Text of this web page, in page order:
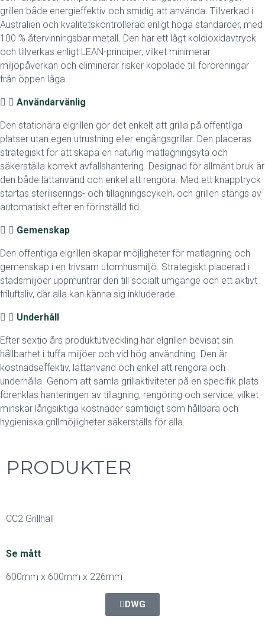
grillen både energieffektiv och smidig att använda. Tillverkad i
Australien och kvalitetskontrollerad enligt höga standarder, med
100 % återvinningsbar metall. Den har ett lågt koldioxidavtryck
och tillverkas enligt LEAN-principer, vilket minimerar
miljöpåverkan och eliminerar risker kopplade till föroreningar
från öppen låga.
Användarvänlig
Den stationära elgrillen gör det enkelt att grilla på offentliga
platser utan egen utrustning eller engångsgrillar. Den placeras
strategiskt för att skapa en naturlig matlagningsyta och
säkerställa korrekt avfallshantering. Designad för allmänt bruk är
den både lättanvänd och enkel att rengöra. Med ett knapptryck
startas steriliserings- och tillagningscykeln, och grillen stängs av
automatiskt efter en förinställd tid.
Gemenskap
Den offentliga elgrillen skapar möjligheter för matlagning och
gemenskap i en trivsam utomhusmiljö. Strategiskt placerad i
stadsmiljöer uppmuntrar den till socialt umgänge och ett aktivt
friluftsliv, där alla kan känna sig inkluderade.
Underhåll
Efter sextio års produktutveckling har elgrillen bevisat sin
hållbarhet i tuffa miljöer och vid hög användning. Den är
kostnadseffektiv, lättanvänd och enkel att rengöra och
underhålla. Genom att samla grillaktiviteter på en specifik plats
förenklas hanteringen av tillagning, rengöring och service, vilket
minskar långsiktiga kostnader samtidigt som hållbara och
hygieniska grillmöjligheter säkerställs för alla.
PRODUKTER
CC2 Grillhäll
Se mått
600mm x 600mm x 226mm
DWG